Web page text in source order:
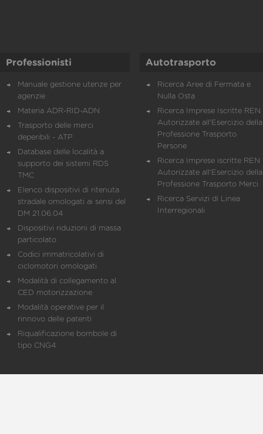
Professionisti
Manuale gestione utenze per
agenzie
Materia ADR-RID-ADN
Trasporto delle merci
deperibili - ATP
Database delle località a
supporto dei sistemi RDS
TMC
Elenco dispositivi di ritenuta
stradale omologati ai sensi del
DM 21.06.04
Dispositivi riduzioni di massa
particolato
Codici immatricolativi di
ciclomotori omologati
Modalità di collegamento al
CED motorizzazione
Modalità operative per il
rinnovo delle patenti
Riqualificazione bombole di
tipo CNG4
Autotrasporto
Ricerca Aree di Fermata e
Nulla Osta
Ricerca Imprese Iscritte REN
Autorizzate all'Esercizio della
Professione Trasporto
Persone
Ricerca Imprese iscritte REN
Autorizzate all'Esercizio della
Professione Trasporto Merci
Ricerca Servizi di Linea
Interregionali